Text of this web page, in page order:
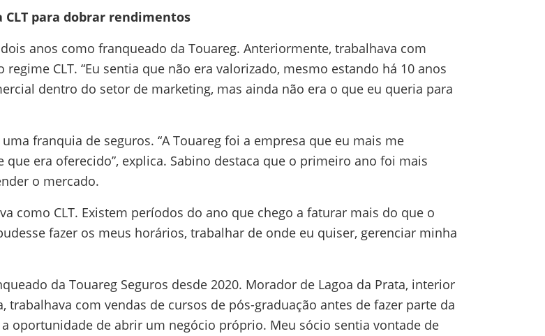
para dobrar rendimentos
anos como franqueado da Touareg. Anteriormente, trabalhava com
CLT. “Eu sentia que não era valorizado, mesmo estando há 10 anos
dentro do setor de marketing, mas ainda não era o que eu queria para
franquia de seguros. “A Touareg foi a empresa que eu mais me
era oferecido”, explica. Sabino destaca que o primeiro ano foi mais
o mercado.
como CLT. Existem períodos do ano que chego a faturar mais do que o
fazer os meus horários, trabalhar de onde eu quiser, gerenciar minha
da Touareg Seguros desde 2020. Morador de Lagoa da Prata, interior
trabalhava com vendas de cursos de pós-graduação antes de fazer parte da
oportunidade de abrir um negócio próprio. Meu sócio sentia vontade de